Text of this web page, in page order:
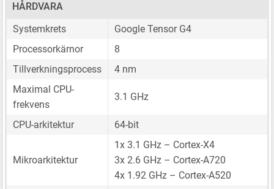
HÅRDVARA
Systemkrets
Google Tensor G4
Processorkärnor
8
Tillverkningsprocess
4 nm
Maximal CPU-
frekvens
3.1 GHz
CPU-arkitektur 64-bit
Mikroarkitektur
1x 3.1 GHz – Cortex-X4
3x 2.6 GHz – Cortex-A720
4x 1.92 GHz – Cortex-A520